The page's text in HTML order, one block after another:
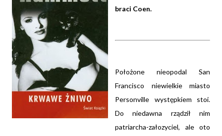
braci Coen.
Położone nieopodal San
Francisco niewielkie miasto
Personville występkiem stoi.
Do niedawna rządził nim
patriarcha-załozyciel, ale oto